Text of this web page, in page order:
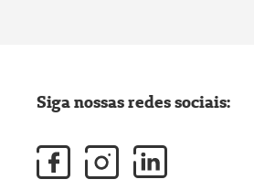
Siga nossas redes sociais: